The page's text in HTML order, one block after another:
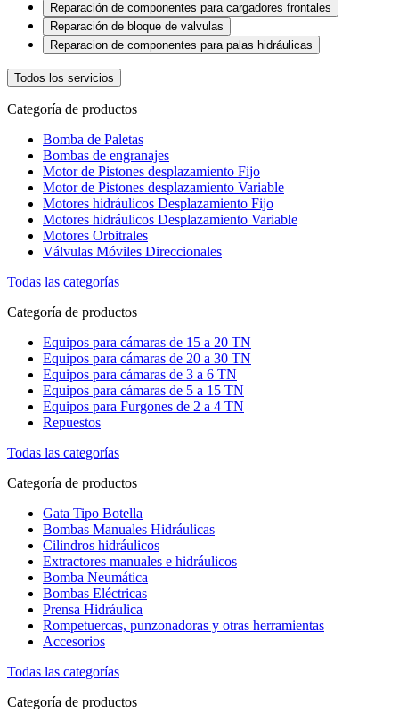
Reparación de componentes para cargadores frontales
Reparación de bloque de valvulas
Reparacion de componentes para palas hidráulicas
Todos los servicios
Categoría de productos
Bomba de Paletas
Bombas de engranajes
Motor de Pistones desplazamiento Fijo
Motor de Pistones desplazamiento Variable
Motores hidráulicos Desplazamiento Fijo
Motores hidráulicos Desplazamiento Variable
Motores Orbitrales
Válvulas Móviles Direccionales
Todas las categorías
Categoría de productos
Equipos para cámaras de 15 a 20 TN
Equipos para cámaras de 20 a 30 TN
Equipos para cámaras de 3 a 6 TN
Equipos para cámaras de 5 a 15 TN
Equipos para Furgones de 2 a 4 TN
Repuestos
Todas las categorías
Categoría de productos
Gata Tipo Botella
Bombas Manuales Hidráulicas
Cilindros hidráulicos
Extractores manuales e hidráulicos
Bomba Neumática
Bombas Eléctricas
Prensa Hidráulica
Rompetuercas, punzonadoras y otras herramientas
Accesorios
Todas las categorías
Categoría de productos